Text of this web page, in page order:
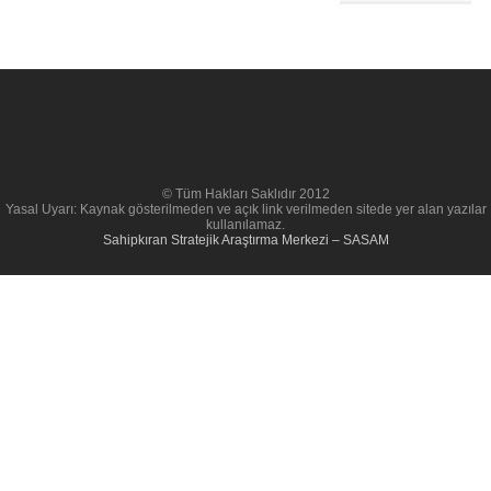
© Tüm Hakları Saklıdır 2012
Yasal Uyarı: Kaynak gösterilmeden ve açık link verilmeden sitede yer alan yazılar
kullanılamaz.
Sahipkıran Stratejik Araştırma Merkezi – SASAM